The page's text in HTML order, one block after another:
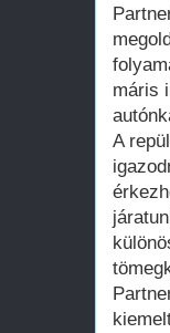
máris
A